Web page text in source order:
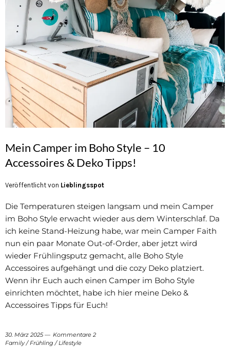
Mein Camper im Boho Style – 10
Accessoires & Deko Tipps!
Veröffentlicht von Lieblingsspot
Die Temperaturen steigen langsam und mein Camper
im Boho Style erwacht wieder aus dem Winterschlaf. Da
ich keine Stand-Heizung habe, war mein Camper Faith
nun ein paar Monate Out-of-Order, aber jetzt wird
wieder Frühlingsputz gemacht, alle Boho Style
Accessoires aufgehängt und die cozy Deko platziert.
Wenn ihr Euch auch einen Camper im Boho Style
einrichten möchtet, habe ich hier meine Deko &
Accessoires Tipps für Euch!
30. März 2025
Kommentare 2
Family/ Frühling / Lifestyle